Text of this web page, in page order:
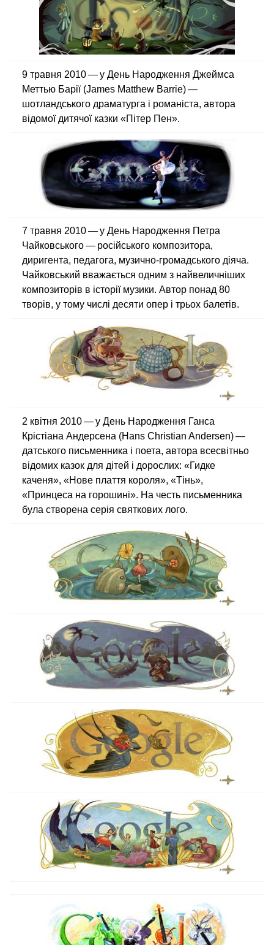
9 травня 2010 — у День Народження Джеймса
Меттью Барії (James Matthew Barrie) —
шотландського драматурга і романіста, автора
відомої дитячої казки «Пітер Пен».
7 травня 2010 — у День Народження Петра
Чайковського — російського композитора,
диригента, педагога, музично-громадського діяча.
Чайковський вважається одним з найвеличніших
композиторів в історії музики. Автор понад 80
творів, у тому числі десяти опер і трьох балетів.
2 квітня 2010 — у День Народження Ганса
Крістіана Андерсена (Hans Christian Andersen) —
датського письменника і поета, автора всесвітньо
відомих казок для дітей і дорослих: «Гидке
каченя», «Нове плаття короля», «Тінь»,
«Принцеса на горошині». На честь письменника
була створена серія святкових лого.